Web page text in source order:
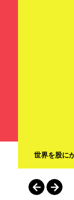
世界を股に